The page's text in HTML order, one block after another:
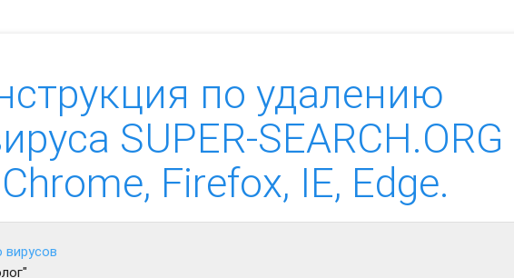
по удалению
SUPER-SEARCH.ORG
Firefox, IE, Edge.